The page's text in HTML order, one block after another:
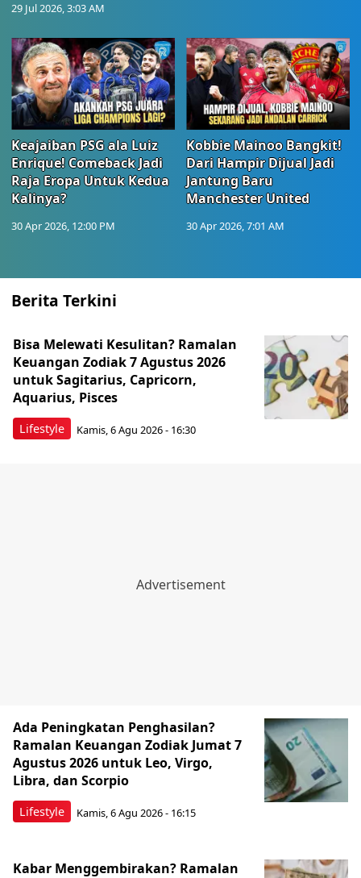
29 Jul 2026, 3:03 AM
Keajaiban PSG ala Luiz
Enrique! Comeback Jadi
Raja Eropa Untuk Kedua
Kalinya?
30 Apr 2026, 12:00 PM
Kobbie Mainoo Bangkit!
Dari Hampir Dijual Jadi
Jantung Baru
Manchester United
30 Apr 2026, 7:01 AM
Berita Terkini
Lifestyle
Bisa Melewati Kesulitan? Ramalan
Keuangan Zodiak 7 Agustus 2026
untuk Sagitarius, Capricorn,
Aquarius, Pisces
Kamis, 6 Agu 2026 - 16:30
Lifestyle
Ada Peningkatan Penghasilan?
Ramalan Keuangan Zodiak Jumat 7
Agustus 2026 untuk Leo, Virgo,
Libra, dan Scorpio
Kamis, 6 Agu 2026 - 16:15
Kabar Menggembirakan? Ramalan